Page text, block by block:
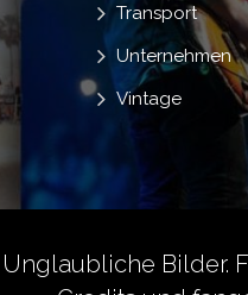
Transport
Unternehmen
Vintage
Unglaubliche Bilder.